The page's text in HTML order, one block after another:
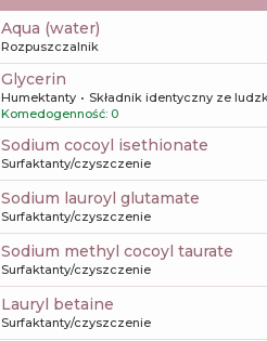
aqua (water)
Rozpuszczalnik
glycerin
Humektanty
Składnik identyczny ze
Komedogenność: 0
sodium cocoyl isethionate
Surfaktanty/czyszczenie
sodium lauroyl glutamate
Surfaktanty/czyszczenie
sodium methyl cocoyl taurate
Surfaktanty/czyszczenie
lauryl betaine
Surfaktanty/czyszczenie